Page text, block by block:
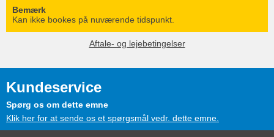
Bemærk
Kan ikke bookes på nuværende tidspunkt.
Aftale- og lejebetingelser
Kundeservice
Spørg os om dette emne
Klik her for at sende os et spørgsmål vedr. dette emne.